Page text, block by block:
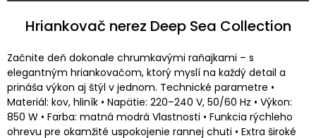
Hriankovač nerez Deep Sea Collection
Začnite deň dokonale chrumkavými raňajkami – s
elegantným hriankovačom, ktorý myslí na každý detail a
prináša výkon aj štýl v jednom. Technické parametre •
Materiál: kov, hliník • Napätie: 220–240 V, 50/60 Hz • Výkon:
850 W • Farba: matná modrá Vlastnosti • Funkcia rýchleho
ohrevu pre okamžité uspokojenie rannej chuti • Extra široké